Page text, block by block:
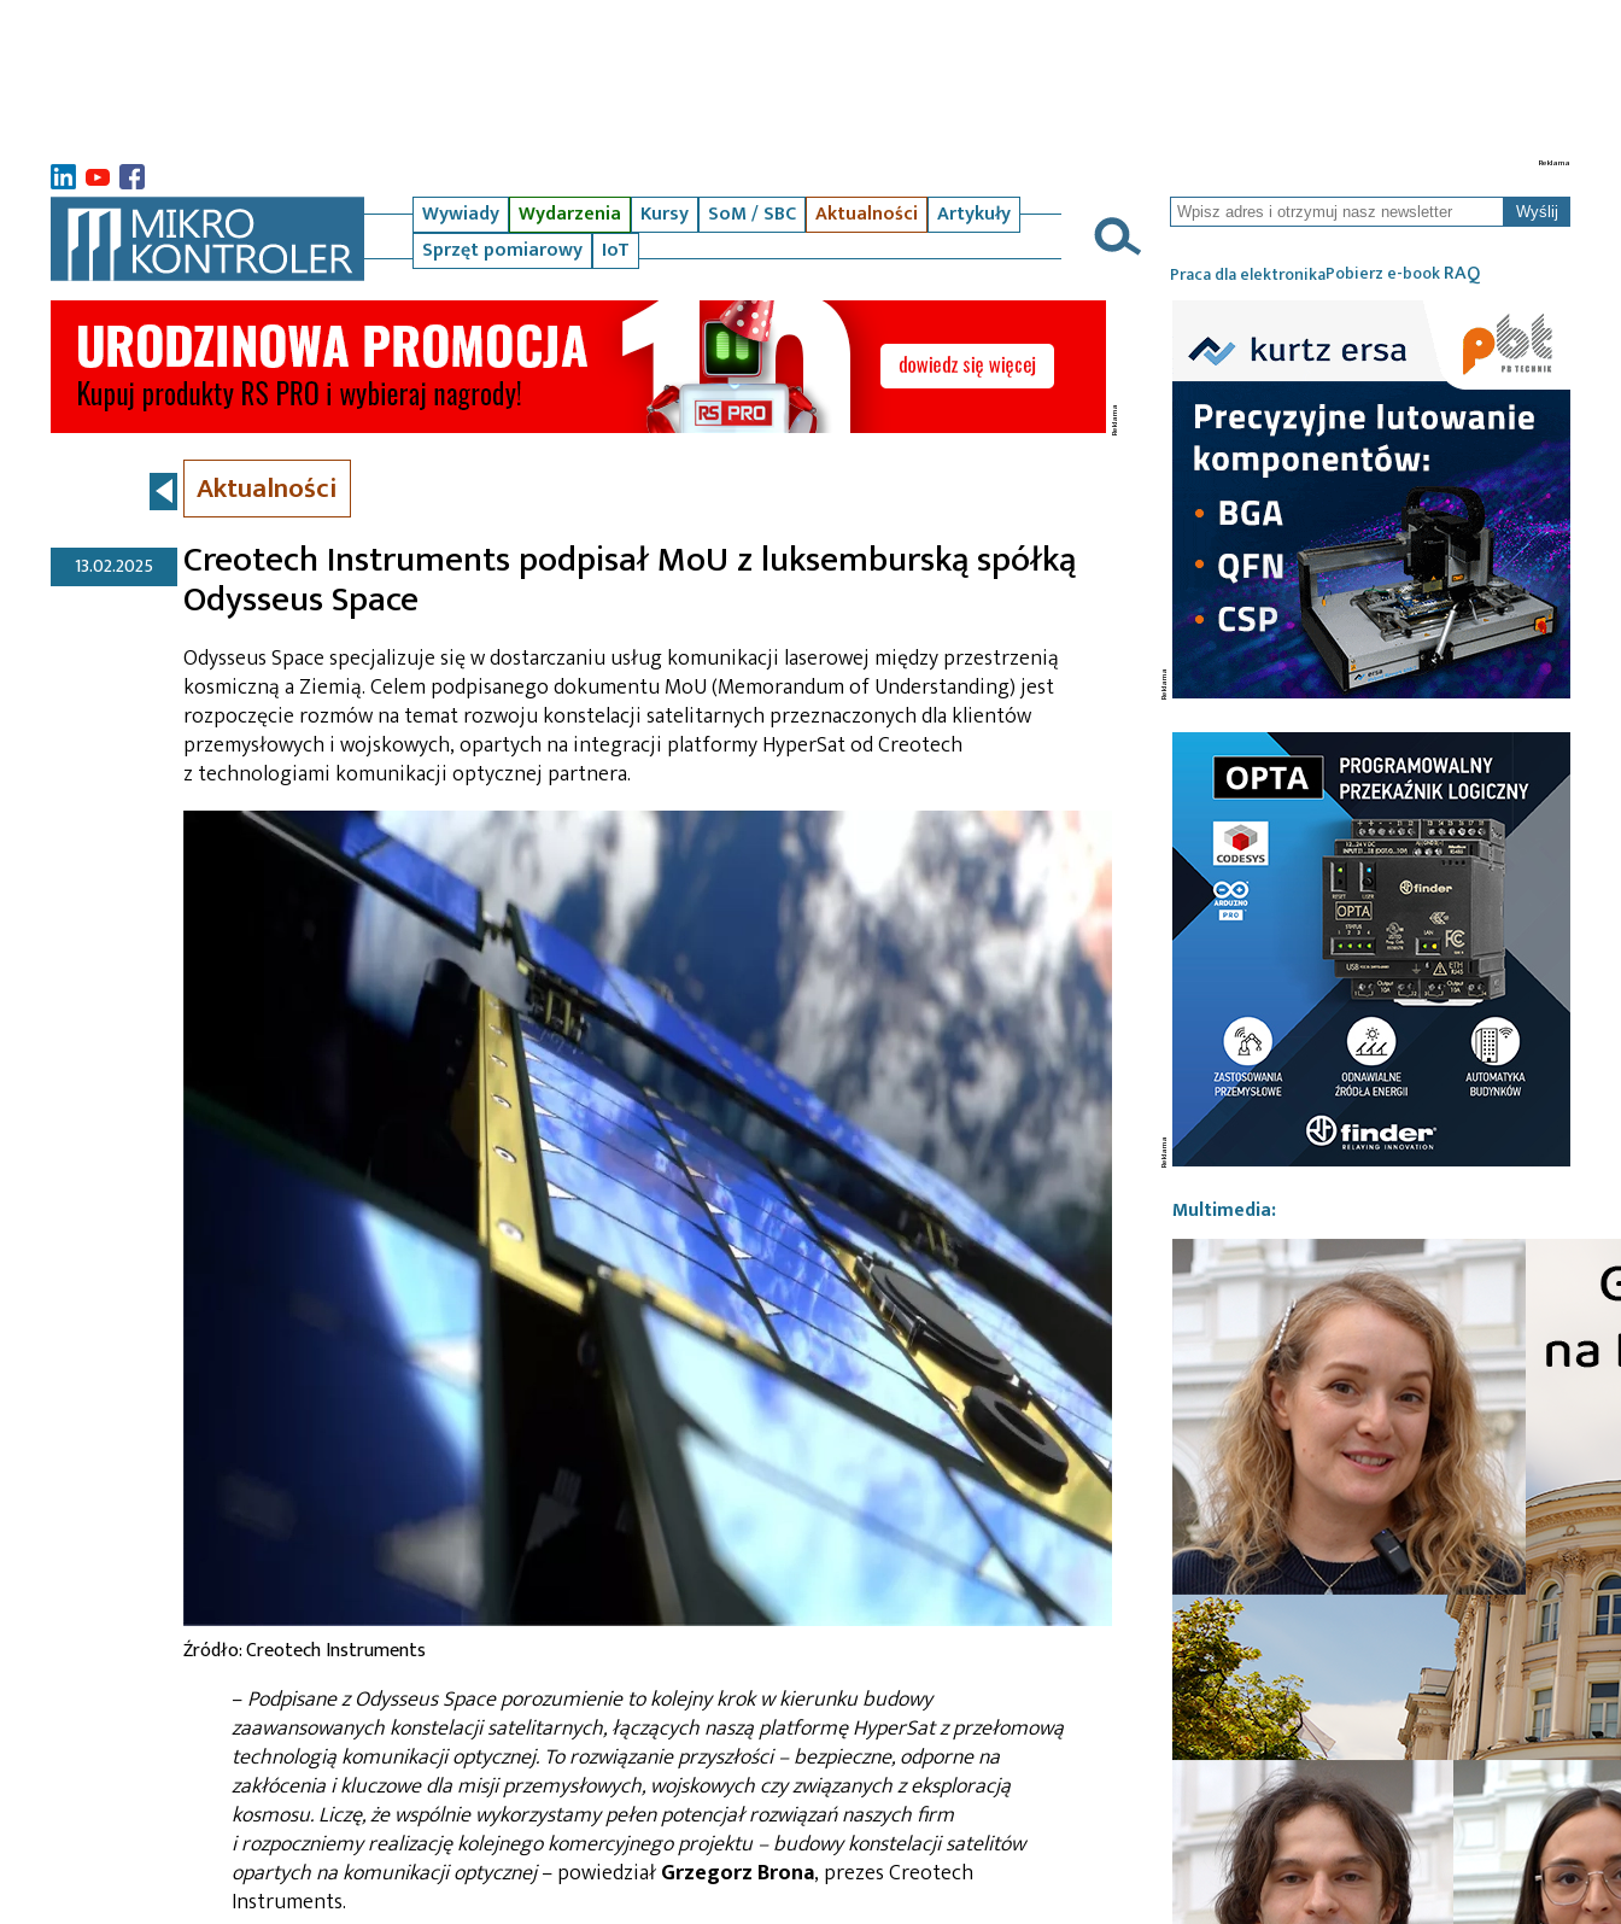
Wywiady Wydarzenia Kursy SoM / SBC Aktualności
Artykuły
Sprzęt pomiarowy
IoT
Wyślij
Praca dla elektronikaPobierz e-bookRAQ
Aktualności
13.02.2025 Creotech Instruments podpisał MoU z luksemburską spółką
Odysseus Space
Odysseus Space specjalizuje się w dostarczaniu usług komunikacji laserowej między przestrzenią
kosmiczną a Ziemią. Celem podpisanego dokumentu MoU (Memorandum of Understanding) jest
rozpoczęcie rozmów na temat rozwoju konstelacji satelitarnych przeznaczonych dla klientów
przemysłowych i wojskowych, opartych na integracji platformy HyperSat od Creotech
z technologiami komunikacji optycznej partnera.
Źródło: Creotech Instruments
–Podpisane z Odysseus Space porozumienie to kolejny krok w kierunku budowy
zaawansowanych konstelacji satelitarnych, łączących naszą platformę HyperSat z przełomową
technologią komunikacji optycznej. To rozwiązanie przyszłości – bezpieczne, odporne na
zakłócenia i kluczowe dla misji przemysłowych, wojskowych czy związanych z eksploracją
kosmosu. Liczę, że wspólnie wykorzystamy pełen potencjał rozwiązań naszych firm
i rozpoczniemy realizację kolejnego komercyjnego projektu – budowy konstelacji satelitów
opartych na komunikacji optycznej– powiedziałGrzegorz Brona, prezes Creotech
Instruments.
Multimedia: